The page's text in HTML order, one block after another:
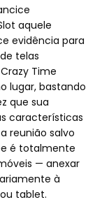
aquele
evidência para
telas
Time
lugar, bastando
que sua
características
reunião salvo
é totalmente
— anexar
à
tablet.